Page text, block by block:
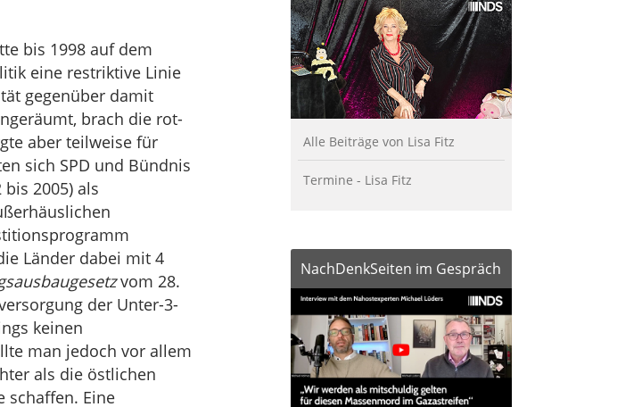
bis 1998 auf dem
eine restriktive Linie
gegenüber damit
brach die rot-
aber teilweise für
sich SPD und Bündnis
2005) als
Länder dabei mit 4
vom 28.
der Unter-3-
keinen
man jedoch vor allem
als die östlichen
schaffen. Eine
Alle Beiträge von Lisa Fitz
Termine - Lisa Fitz
NachDenkSeiten im Gespräch